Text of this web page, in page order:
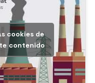
cookies de
contenido